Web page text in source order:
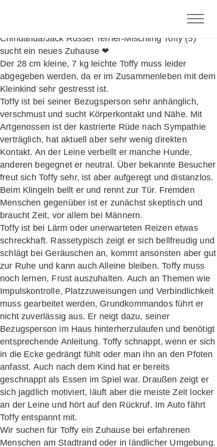
Chihuahua/Jack Russel Terrier-Mischling Toffy (5)
sucht ein neues Zuhause ❤
Der 28 cm kleine, 7 kg leichte Toffy muss leider
abgegeben werden, da er im Zusammenleben mit dem
Kleinkind sehr gestresst ist.
Toffy ist bei seiner Bezugsperson sehr anhänglich,
verschmust und sucht Körperkontakt und Nähe. Mit
Artgenossen ist der kastrierte Rüde nach Sympathie
verträglich, hat aktuell aber sehr wenig direkten
Kontakt. An der Leine verbellt er manche Hunde,
anderen begegnet er neutral. Über bekannte Besucher
freut sich Toffy sehr, ist aber aufgeregt und distanzlos.
Beim Klingeln bellt er und rennt zur Tür. Fremden
Menschen gegenüber ist er zunächst skeptisch und
braucht Zeit, vor allem bei Männern.
Toffy ist bei Lärm oder unerwarteten Reizen etwas
schreckhaft. Rassetypisch zeigt er sich bellfreudig und
schlägt bei Geräuschen an, kommt ansonsten aber gut
zur Ruhe und kann auch Alleine bleiben. Toffy muss
noch lernen, Frust auszuhalten. Auch an Themen wie
Impulskontrolle, Platzzuweisungen und Verbindlichkeit
muss gearbeitet werden, Grundkommandos führt er
nicht zuverlässig aus. Er neigt dazu, seiner
Bezugsperson im Haus hinterherzulaufen und benötigt
entsprechende Anleitung. Toffy schnappt, wenn er sich
in die Ecke gedrängt fühlt oder man ihn an den Pfoten
anfasst. Auch nach dem Kind hat er bereits
geschnappt als Essen im Spiel war. Draußen zeigt er
sich jagdlich motiviert, läuft aber die meiste Zeit locker
an der Leine und hört auf den Rückruf. Im Auto fährt
Toffy entspannt mit.
Wir suchen für Toffy ein Zuhause bei erfahrenen
Menschen am Stadtrand oder in ländlicher Umgebung.